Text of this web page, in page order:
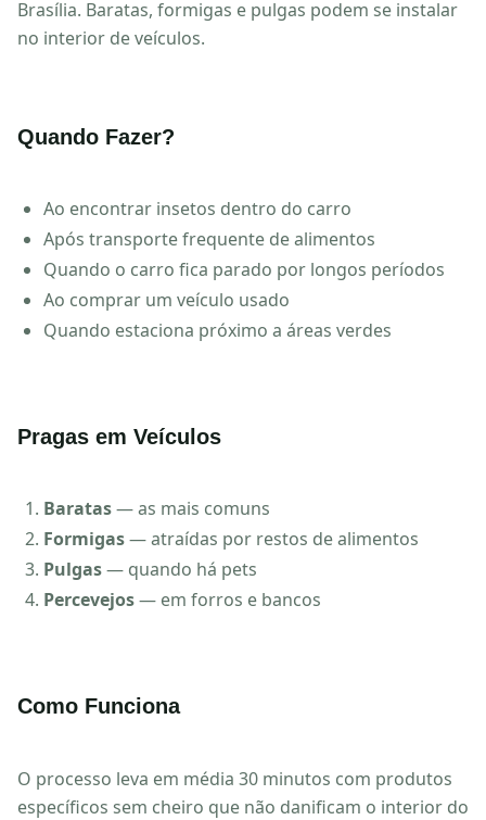
💬 ORÇAMENTO GRÁTIS
Brasília. Baratas, formigas e pulgas podem se instalar
no interior de veículos.
Quando Fazer?
Ao encontrar insetos dentro do carro
Após transporte frequente de alimentos
Quando o carro fica parado por longos períodos
Ao comprar um veículo usado
Quando estaciona próximo a áreas verdes
Pragas em Veículos
Baratas— as mais comuns
Formigas— atraídas por restos de alimentos
Pulgas— quando há pets
Percevejos— em forros e bancos
Como Funciona
O processo leva em média 30 minutos com produtos
específicos sem cheiro que não danificam o interior do